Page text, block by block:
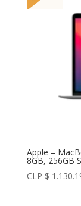
Apple –
8GB, 256GB
CLP $